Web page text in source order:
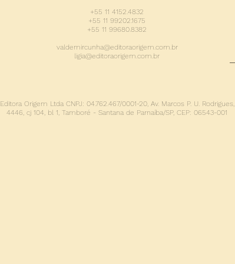
+55 11 4152.4832
+55 11 99202.1675
+55 11 99680.8382
valdemircunha@editoraorigem.com.br
ligia@editoraorigem.com.br
Editora Origem Ltda CNPJ: 04.762.467/0001-20, Av. Marcos P. U. Rodrigues,
4446, cj 104, bl 1, Tamboré - Santana de Parnaíba/SP, CEP: 06543-001